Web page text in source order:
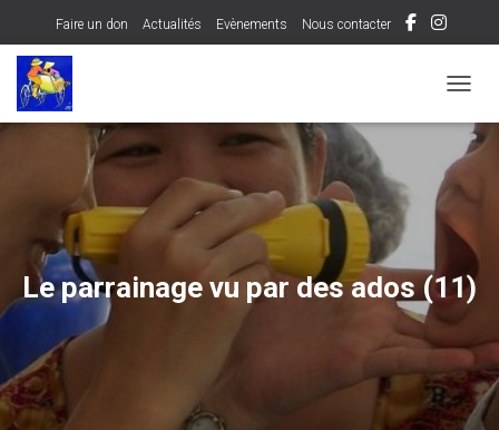
Faire un don Actualités Evènements Nous contacter
Le parrainage vu par des ados (11)